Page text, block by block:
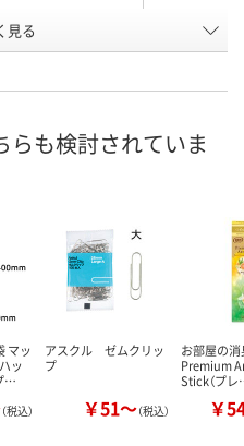
ブルー
数量
カゴへ カ
見る
らも検討されていま
マッ
ッ
…
（税込）
アスクル ゼムクリッ
プ
￥51～（税込）
お部屋の
Premium
Stick（プ
￥